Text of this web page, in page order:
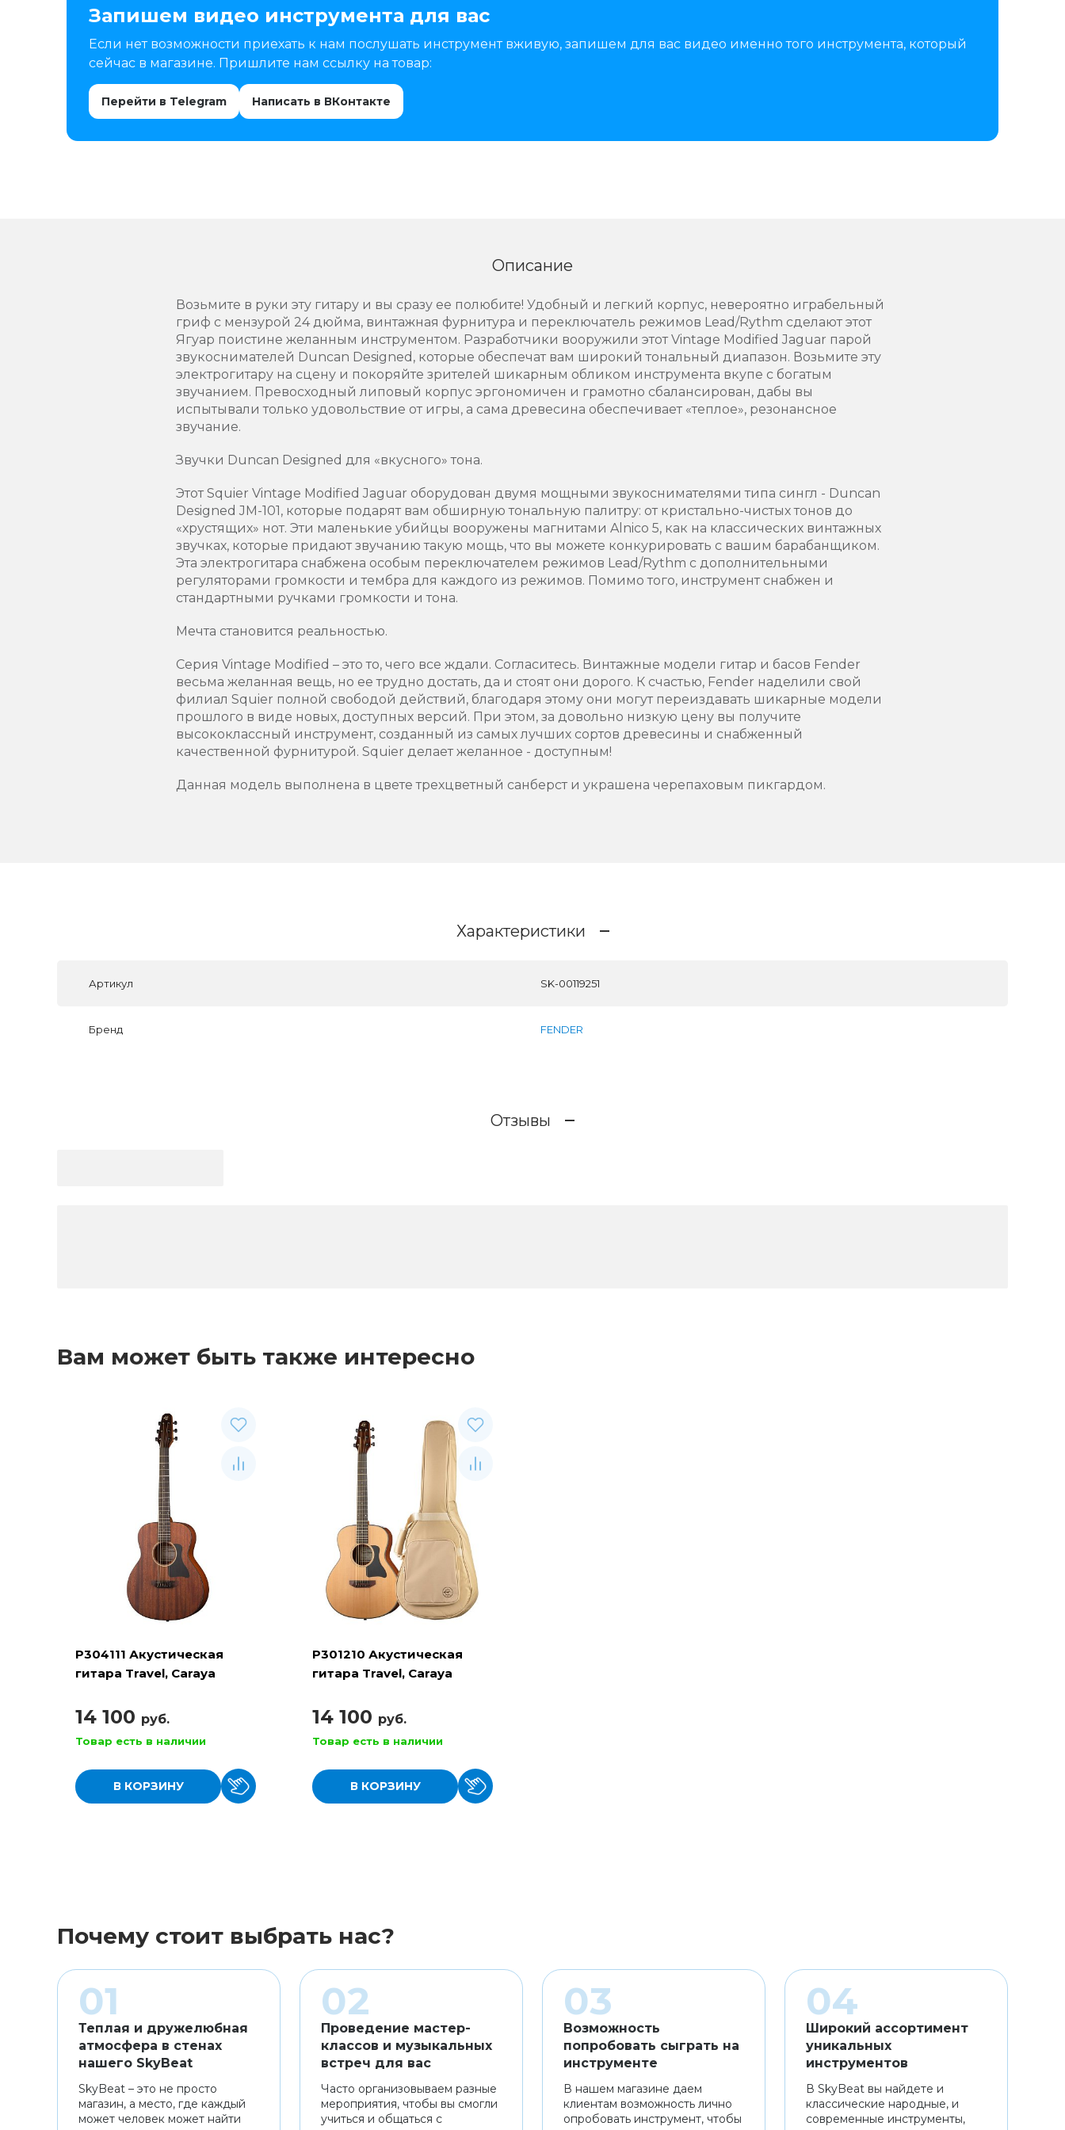
Запишем видео инструмента для вас
Если нет возможности приехать к нам послушать инструмент вживую, запишем для вас видео именно того инструмента, который
сейчас в магазине. Пришлите нам ссылку на товар:
Перейти в Telegram Написать в ВКонтакте
Описание
Возьмите в руки эту гитару и вы сразу ее полюбите! Удобный и легкий корпус, невероятно играбельный
гриф с мензурой 24 дюйма, винтажная фурнитура и переключатель режимов Lead/Rythm сделают этот
Ягуар поистине желанным инструментом. Разработчики вооружили этот Vintage Modified Jaguar парой
звукоснимателей Duncan Designed, которые обеспечат вам широкий тональный диапазон. Возьмите эту
электрогитару на сцену и покоряйте зрителей шикарным обликом инструмента вкупе с богатым
звучанием. Превосходный липовый корпус эргономичен и грамотно сбалансирован, дабы вы
испытывали только удовольствие от игры, а сама древесина обеспечивает «теплое», резонансное
звучание.
Звучки Duncan Designed для «вкусного» тона.
Этот Squier Vintage Modified Jaguar оборудован двумя мощными звукоснимателями типа сингл - Duncan
Designed JM-101, которые подарят вам обширную тональную палитру: от кристально-чистых тонов до
«хрустящих» нот. Эти маленькие убийцы вооружены магнитами Alnico 5, как на классических винтажных
звучках, которые придают звучанию такую мощь, что вы можете конкурировать с вашим барабанщиком.
Эта электрогитара снабжена особым переключателем режимов Lead/Rythm с дополнительными
регуляторами громкости и тембра для каждого из режимов. Помимо того, инструмент снабжен и
стандартными ручками громкости и тона.
Мечта становится реальностью.
Серия Vintage Modified – это то, чего все ждали. Согласитесь. Винтажные модели гитар и басов Fender
весьма желанная вещь, но ее трудно достать, да и стоят они дорого. К счастью, Fender наделили свой
филиал Squier полной свободой действий, благодаря этому они могут переиздавать шикарные модели
прошлого в виде новых, доступных версий. При этом, за довольно низкую цену вы получите
высококлассный инструмент, созданный из самых лучших сортов древесины и снабженный
качественной фурнитурой. Squier делает желанное - доступным!
Данная модель выполнена в цвете трехцветный санберст и украшена черепаховым пикгардом.
Характеристики
Артикул SK-00119251
Бренд FENDER
Отзывы
Вам может быть также интересно
P304111 Акустическая
гитара Travel, Caraya
14 100 руб.
Товар есть в наличии
В КОРЗИНУ
P301210 Акустическая
гитара Travel, Caraya
14 100 руб.
Товар есть в наличии
В КОРЗИНУ
Почему стоит выбрать нас?
Теплая и дружелюбная
атмосфера в стенах
нашего SkyBeat
SkyBeat – это не просто
магазин, а место, где каждый
может человек может найти
Проведение мастер-
классов и музыкальных
встреч для вас
Часто организовываем разные
мероприятия, чтобы вы смогли
учиться и общаться с
Возможность
попробовать сыграть на
инструменте
В нашем магазине даем
клиентам возможность лично
опробовать инструмент, чтобы
Широкий ассортимент
уникальных
инструментов
В SkyBeat вы найдете и
классические народные, и
современные инструменты,